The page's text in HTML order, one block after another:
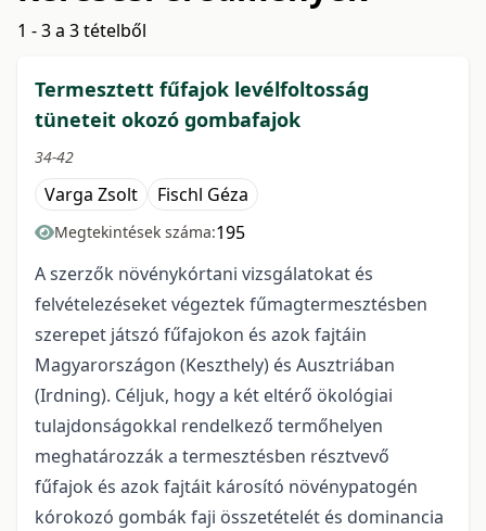
1 - 3 a 3 tételből
Termesztett fűfajok levélfoltosság
tüneteit okozó gombafajok
34-42
Varga Zsolt Fischl Géza
Megtekintések száma:195
A szerzők növénykórtani vizsgálatokat és
felvételezéseket végeztek fűmagtermesztésben
szerepet játszó fűfajokon és azok fajtáin
Magyarországon (Keszthely) és Ausztriában
(Irdning). Céljuk, hogy a két eltérő ökológiai
tulajdonságokkal rendelkező termőhelyen
meghatározzák a termesztésben résztvevő
fűfajok és azok fajtáit károsító növénypatogén
kórokozó gombák faji összetételét és dominancia